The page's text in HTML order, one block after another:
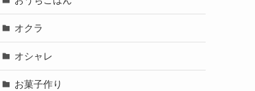
オクラ
オシャレ
お菓子作り